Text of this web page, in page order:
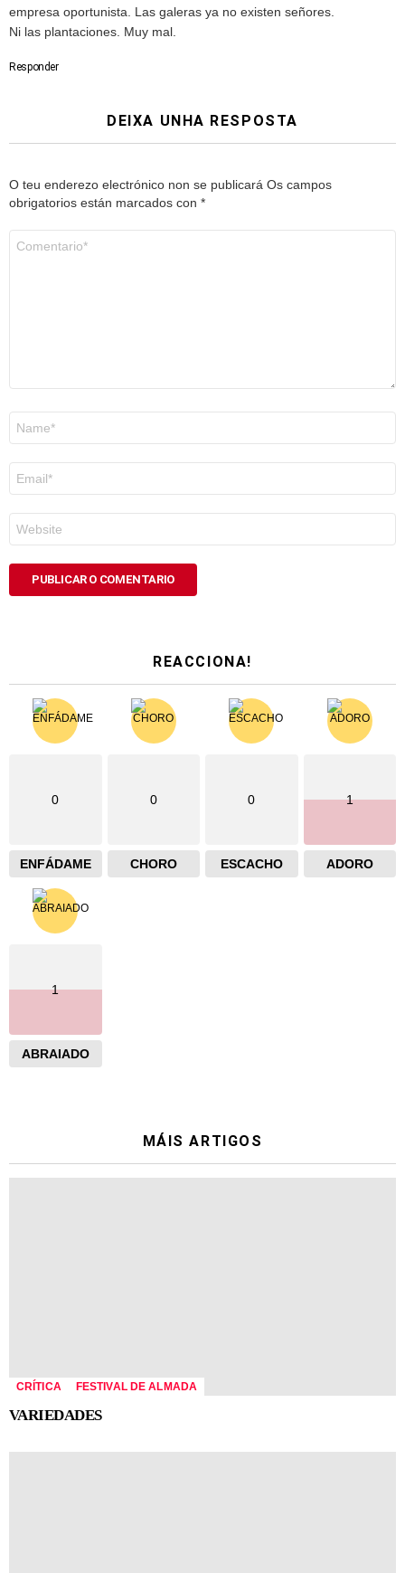
empresa oportunista. Las galeras ya no existen señores.
Ni las plantaciones. Muy mal.
Responder
DEIXA UNHA RESPOSTA
O teu enderezo electrónico non se publicará Os campos
obrigatorios están marcados con *
electrónico
*
REACCIONA!
0
ENFÁDAME
0
CHORO
0
ESCACHO
1
ADORO
1
ABRAIADO
MÁIS ARTIGOS
CRÍTICA FESTIVAL DE ALMADA
VARIEDADES